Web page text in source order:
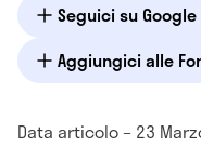
Seguici su
Aggiungici alle
Data articolo – 23